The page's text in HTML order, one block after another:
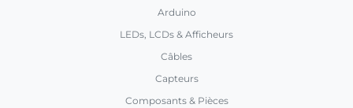
Arduino
LEDs, LCDs & Afficheurs
Câbles
Capteurs
Composants & Pièces